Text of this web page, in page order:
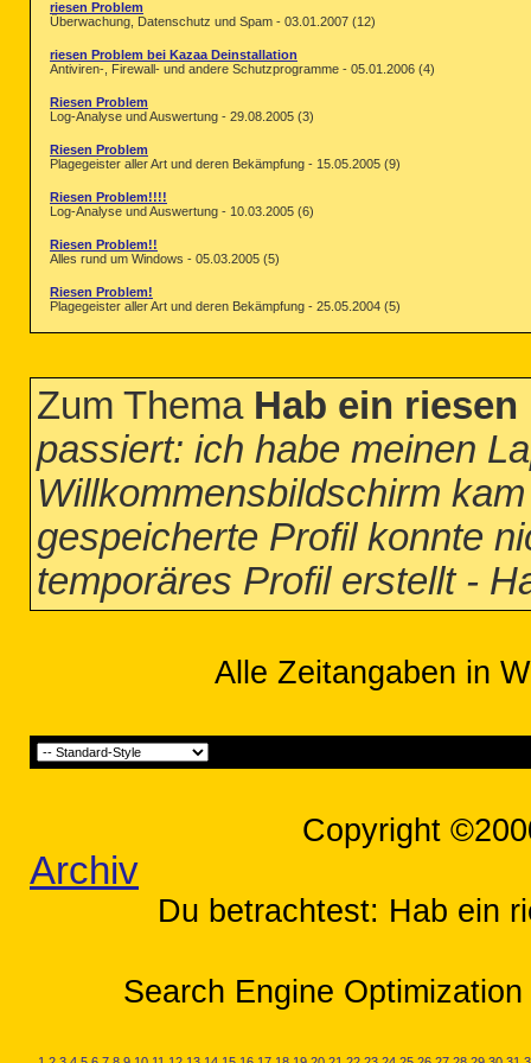
riesen Problem
Überwachung, Datenschutz und Spam - 03.01.2007 (12)
riesen Problem bei Kazaa Deinstallation
Antiviren-, Firewall- und andere Schutzprogramme - 05.01.2006 (4)
Riesen Problem
Log-Analyse und Auswertung - 29.08.2005 (3)
Riesen Problem
Plagegeister aller Art und deren Bekämpfung - 15.05.2005 (9)
Riesen Problem!!!!
Log-Analyse und Auswertung - 10.03.2005 (6)
Riesen Problem!!
Alles rund um Windows - 05.03.2005 (5)
Riesen Problem!
Plagegeister aller Art und deren Bekämpfung - 25.05.2004 (5)
Zum Thema Hab ein
passiert: ich habe meinen
Willkommensbildschirm
gespeicherte Profil konnte
temporäres Profil erstellt -
Alle Zeitangaben in
Copyright
Archiv
Du betrachtest: Hab ein
Search Engine